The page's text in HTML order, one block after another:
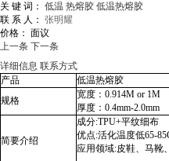
关 键 词： 低温 热熔胶 低温热熔胶
联 系 人： 张明耀
价格： 面议
上一条 下一条
详细信息 联系方式
产品
低温热熔胶
规格
宽度：0.914M or 1M
厚度：0.4mm-2.0mm
简要介绍
成分:TPU+平纹细布
优点:活化温度低65-
应用领域:皮鞋、马靴